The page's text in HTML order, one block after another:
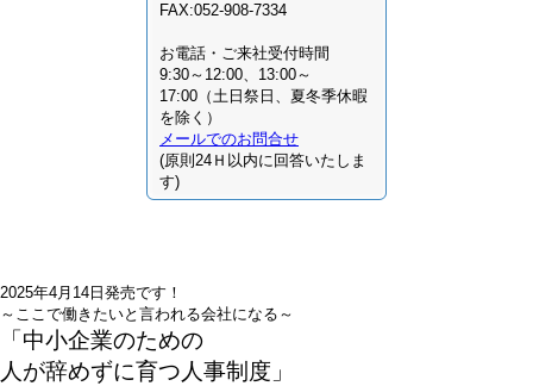
FAX:052-908-7334
お電話・ご来社受付時間
9:30～12:00、13:00～
17:00（土日祭日、夏冬季休暇
を除く）
メールでのお問合せ
(原則24Ｈ以内に回答いたしま
す)
2025年4月14日発売です！
～ここで働きたいと言われる会社になる～
「中小企業のための
人が辞めずに育つ人事制度」